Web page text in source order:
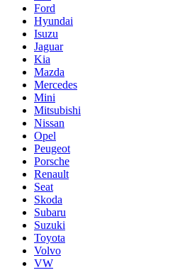
Ford
Hyundai
Isuzu
Jaguar
Kia
Mazda
Mercedes
Mini
Mitsubishi
Nissan
Opel
Peugeot
Porsche
Renault
Seat
Skoda
Subaru
Suzuki
Toyota
Volvo
VW